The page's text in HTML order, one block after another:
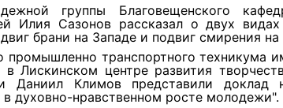
группы Благовещенского
Илия Сазонов рассказал о двух видах
брани на Западе и подвиг смирения на
промышленно транспортного техникума
Лискинском центре развития
Даниил Климов представили доклад
духовно-нравственном росте молодежи".